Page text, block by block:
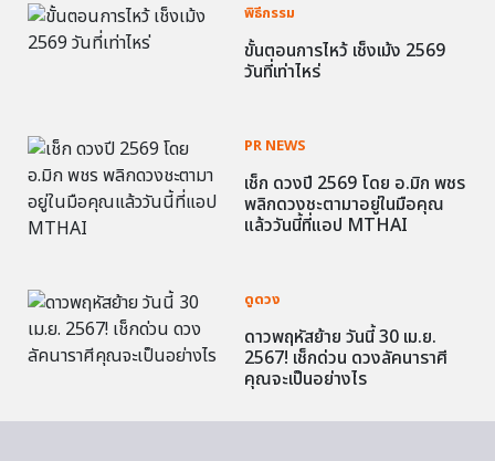
พิธีกรรม
ขั้นตอนการไหว้ เช็งเม้ง 2569
วันที่เท่าไหร่
PR NEWS
เช็ก ดวงปี 2569 โดย อ.มิก พชร
พลิกดวงชะตามาอยู่ในมือคุณ
แล้ววันนี้ที่แอป MTHAI
ดูดวง
ดาวพฤหัสย้าย วันนี้ 30 เม.ย.
2567! เช็กด่วน ดวงลัคนาราศี
คุณจะเป็นอย่างไร